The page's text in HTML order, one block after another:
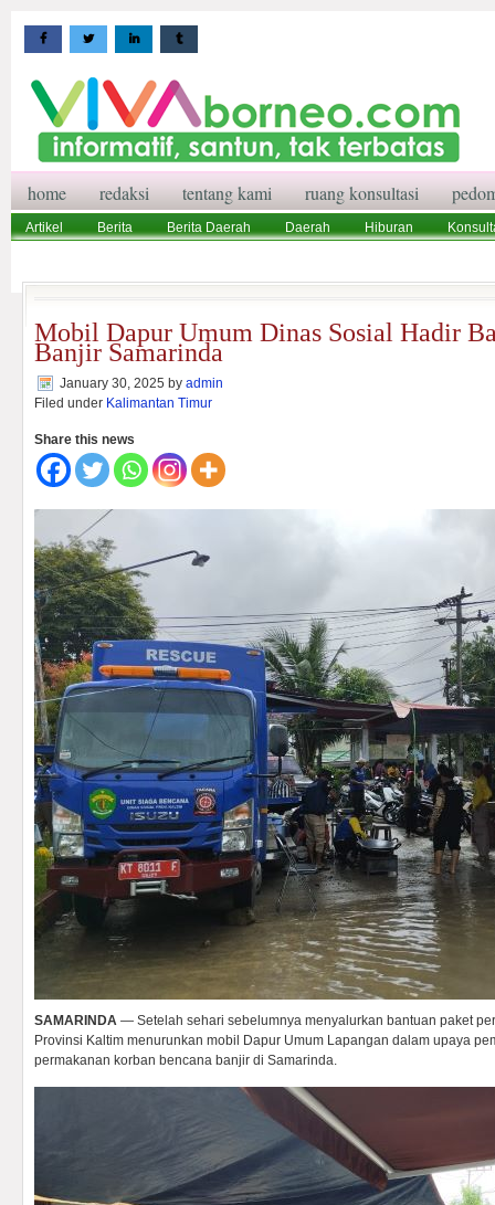
home redaksi tentang kami ruang konsultasi
Artikel Berita Berita Daerah Daerah Hiburan
Mobil Dapur Umum Dinas Sosial Hadir
Banjir Samarinda
January 30, 2025 by admin
Filed under Kalimantan Timur
Share this news
SAMARINDA — Setelah sehari sebelumnya menyalurkan bantuan paket
Provinsi Kaltim menurunkan mobil Dapur Umum Lapangan dalam upaya
permakanan korban bencana banjir di Samarinda.